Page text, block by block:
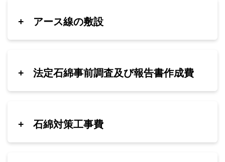
+ アース線の敷設
+ 法定石綿事前調査及び報告書作成費
+ 石綿対策工事費